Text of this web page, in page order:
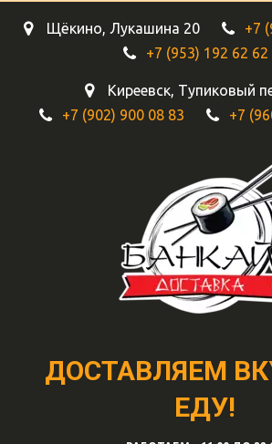
Щёкино, Лукашина 20
+7
+7 (953) 192 62 62
Киреевск, Тупиковый
+7 (902) 900 08 83
+7
ДОСТАВЛЯЕМ
ЕДУ!